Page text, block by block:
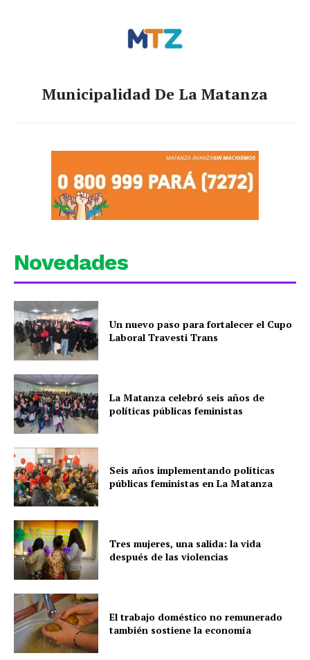
Municipalidad De La Matanza
Novedades
Un nuevo paso para fortalecer el Cupo
Laboral Travesti Trans
La Matanza celebró seis años de
políticas públicas feministas
Seis años implementando políticas
públicas feministas en La Matanza
Tres mujeres, una salida: la vida
después de las violencias
El trabajo doméstico no remunerado
también sostiene la economía